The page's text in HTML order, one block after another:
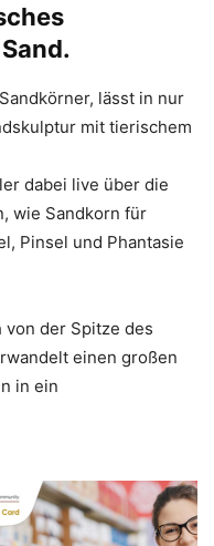
lässt in nur
mit tierischem
dabei live über die
wie Sandkorn für
Pinsel und Phantasie
der Spitze des
einen großen
in ein